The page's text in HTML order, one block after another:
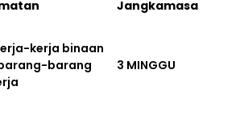
Jangkamasa
kerja binaan
barang
3 MINGGU